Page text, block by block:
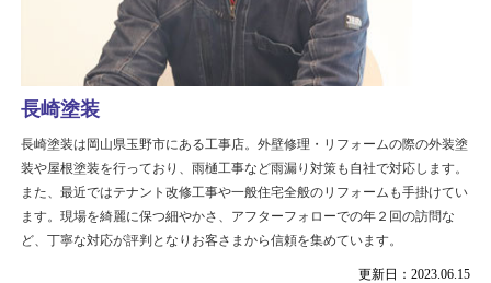
更新日：2023.06.15
長崎塗装
長崎塗装は岡山県玉野市にある工事店。外壁修理・リフォームの際の外装塗
装や屋根塗装を行っており、雨樋工事など雨漏り対策も自社で対応します。
また、最近ではテナント改修工事や一般住宅全般のリフォームも手掛けてい
ます。現場を綺麗に保つ細やかさ、アフターフォローでの年２回の訪問な
ど、丁寧な対応が評判となりお客さまから信頼を集めています。